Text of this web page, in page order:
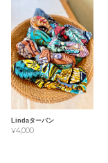
Lindaターバン
¥4,000